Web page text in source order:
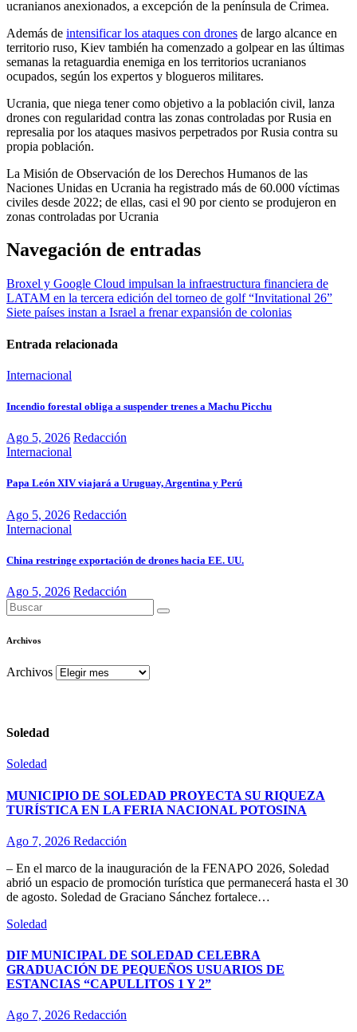
ucranianos anexionados, a excepción de la península de Crimea.
Además de intensificar los ataques con drones de largo alcance en
territorio ruso, Kiev también ha comenzado a golpear en las últimas
semanas la retaguardia enemiga en los territorios ucranianos
ocupados, según los expertos y blogueros militares.
Ucrania, que niega tener como objetivo a la población civil, lanza
drones con regularidad contra las zonas controladas por Rusia en
represalia por los ataques masivos perpetrados por Rusia contra su
propia población.
La Misión de Observación de los Derechos Humanos de las
Naciones Unidas en Ucrania ha registrado más de 60.000 víctimas
civiles desde 2022; de ellas, casi el 90 por ciento se produjeron en
zonas controladas por Ucrania
Navegación de entradas
Broxel y Google Cloud impulsan la infraestructura financiera de
LATAM en la tercera edición del torneo de golf “Invitational 26”
Siete países instan a Israel a frenar expansión de colonias
Entrada relacionada
Internacional
Incendio forestal obliga a suspender trenes a Machu Picchu
Ago 5, 2026 Redacción
Internacional
Papa León XIV viajará a Uruguay, Argentina y Perú
Ago 5, 2026 Redacción
Internacional
China restringe exportación de drones hacia EE. UU.
Ago 5, 2026 Redacción
Archivos
Archivos
Soledad
Soledad
MUNICIPIO DE SOLEDAD PROYECTA SU RIQUEZA
TURÍSTICA EN LA FERIA NACIONAL POTOSINA
Ago 7, 2026 Redacción
– En el marco de la inauguración de la FENAPO 2026, Soledad
abrió un espacio de promoción turística que permanecerá hasta el 30
de agosto. Soledad de Graciano Sánchez fortalece…
Soledad
DIF MUNICIPAL DE SOLEDAD CELEBRA
GRADUACIÓN DE PEQUEÑOS USUARIOS DE
ESTANCIAS “CAPULLITOS 1 Y 2”
Ago 7, 2026 Redacción